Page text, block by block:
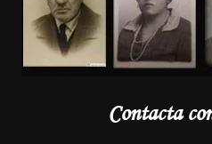
Contacta